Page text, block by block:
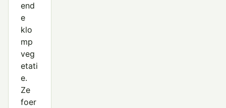
end
e
klo
mp
veg
etati
e.
Ze
foer